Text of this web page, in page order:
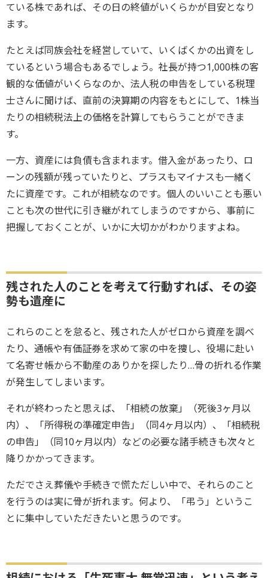
ている株であれば、その日の終値がいくらかが目安となり
ます。
たとえば同族会社を経営していて、いくばくかの出資をし
ているという場合もあるでしょう。社長が持つ1,000株の客
観的な価値がいくらなのか、法人税の申告をしている税理
士さんに聞けば、直前の決算期の内容をもとにして、1株当
たりの相続税法上の価格を計算してもらうことができま
す。
一方、資産には負債も含まれます。借入金があったり、ロ
ーンの残額が残っていたりと、プラスもマイナスも一緒く
たに資産です。これが相続なのです。個人のいいことも悪い
ことも次の世代に引き継がれてしまうのですから、事前に
把握しておくことが、いかに大切かがわかりますよね。
残された人のことを考えて行動すれば、その姿
勢も遺産に
これらのことを怠ると、残された人がゼロから資産を調べ
たり、通帳や有価証券を求めて家の中を捜し、役場に赴い
て名寄せ帳から不動産のありかを探したり…骨の折れる作業
が発生してしまいます。
それが終わったと思えば、「相続の放棄」（死後3ヶ月以
内）、「所得税の準確定申告」（同4ヶ月以内）、「相続税
の申告」（同10ヶ月以内）などの必要な諸手続きも次々と
降りかかってきます。
ただでさえ葬儀や手続きで慌ただしい中で、それらのこと
を行うのは実に骨が折れます。何より、「弔う」というこ
とに集中していただきたいと思うのです。